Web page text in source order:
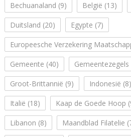
Bechuanaland (9) België (13)
Duitsland (20) Egypte (7)
Europeesche Verzekering
Gemeente (40) Gemeentezegels
Groot-Brittannië (9) Indonesië (8)
Italië (18) Kaap de Goede Hoop
Libanon (8) Maandblad Filatelie